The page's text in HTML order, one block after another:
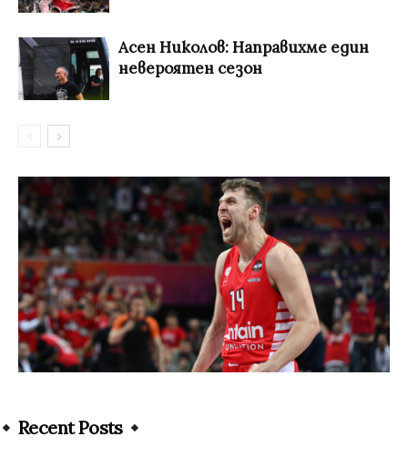
Асен Николов: Направихме един
невероятен сезон
Recent Posts